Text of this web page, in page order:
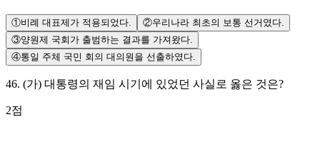
①비례 대표제가 적용되었다. ②우리나라 최초의 보통 선거였다.
③양원제 국회가 출범하는 결과를 가져왔다.
④통일 주체 국민 회의 대의원을 선출하였다.
46. (가) 대통령의 재임 시기에 있었던 사실로 옳은 것은?
2점